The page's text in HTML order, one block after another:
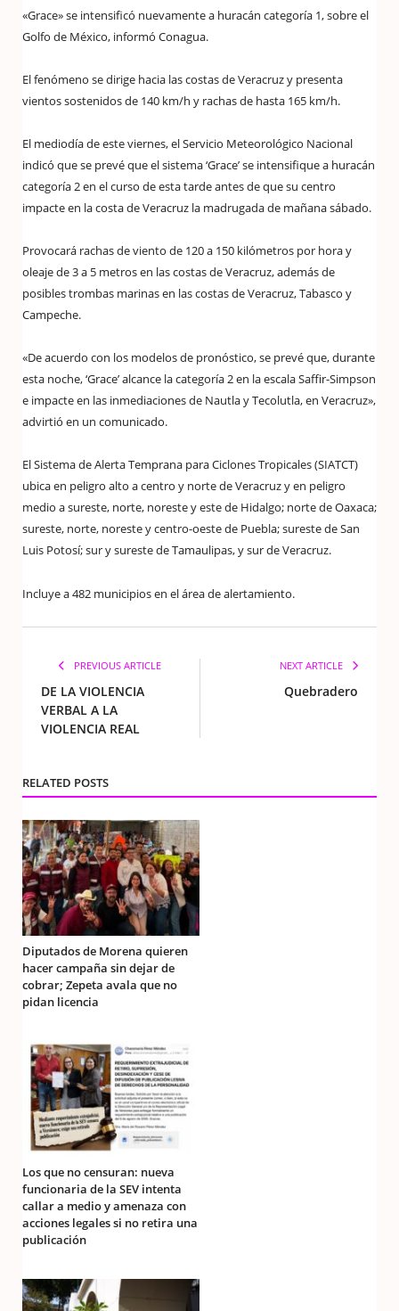
«Grace» se intensificó nuevamente a huracán categoría 1, sobre el
Golfo de México, informó Conagua.
El fenómeno se dirige hacia las costas de Veracruz y presenta
vientos sostenidos de 140 km/h y rachas de hasta 165 km/h.
El mediodía de este viernes, el Servicio Meteorológico Nacional
indicó que se prevé que el sistema ‘Grace’ se intensifique a huracán
categoría 2 en el curso de esta tarde antes de que su centro
impacte en la costa de Veracruz la madrugada de mañana sábado.
Provocará rachas de viento de 120 a 150 kilómetros por hora y
oleaje de 3 a 5 metros en las costas de Veracruz, además de
posibles trombas marinas en las costas de Veracruz, Tabasco y
Campeche.
«De acuerdo con los modelos de pronóstico, se prevé que, durante
esta noche, ‘Grace’ alcance la categoría 2 en la escala Saffir-Simpson
e impacte en las inmediaciones de Nautla y Tecolutla, en Veracruz»,
advirtió en un comunicado.
El Sistema de Alerta Temprana para Ciclones Tropicales (SIATCT)
ubica en peligro alto a centro y norte de Veracruz y en peligro
medio a sureste, norte, noreste y este de Hidalgo; norte de Oaxaca;
sureste, norte, noreste y centro-oeste de Puebla; sureste de San
Luis Potosí; sur y sureste de Tamaulipas, y sur de Veracruz.
Incluye a 482 municipios en el área de alertamiento.
PREVIOUS ARTICLE
DE LA VIOLENCIA
VERBAL A LA
VIOLENCIA REAL
NEXT ARTICLE
Quebradero
RELATED POSTS
Diputados de Morena quieren
hacer campaña sin dejar de
cobrar; Zepeta avala que no
pidan licencia
Los que no censuran: nueva
funcionaria de la SEV intenta
callar a medio y amenaza con
acciones legales si no retira una
publicación